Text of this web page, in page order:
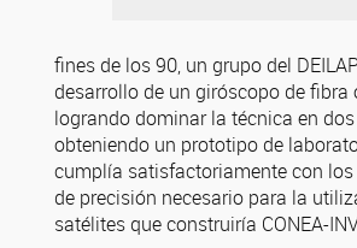
fines de los 90, un grupo del
desarrollo de un giróscopo de fibra
logrando dominar la técnica en
obteniendo un prototipo de
cumplía satisfactoriamente con
de precisión necesario para la
satélites que construiría CONEA-